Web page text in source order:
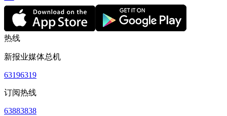
热线
新报业媒体总机
63196319
订阅热线
63883838